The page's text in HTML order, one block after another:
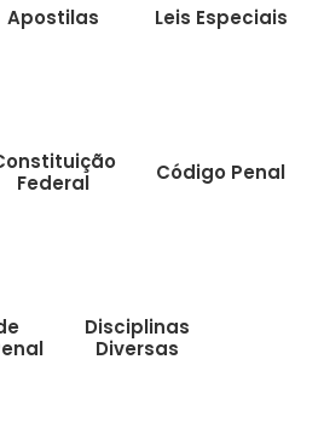
Apostilas Leis Especiais
Federal
Código Penal
Disciplinas
Diversas